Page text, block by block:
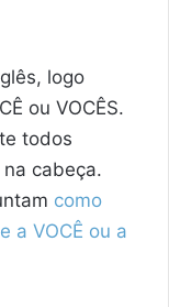
logo
ou VOCÊS.
todos
cabeça.
como
a VOCÊ ou a